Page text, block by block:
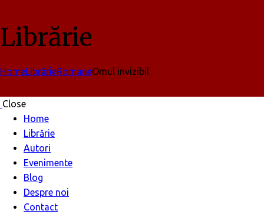
Librărie
HomeLibrărieRomaneOmul invizibil
Close
Home
Librărie
Autori
Evenimente
Blog
Despre noi
Contact